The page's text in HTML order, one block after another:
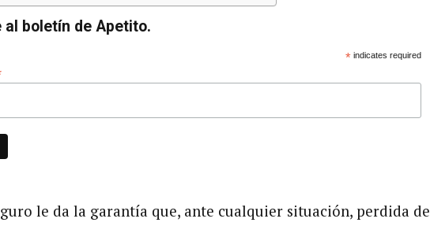
al boletín de Apetito.
*indicates required
le da la garantía que, ante cualquier situación, perdida de